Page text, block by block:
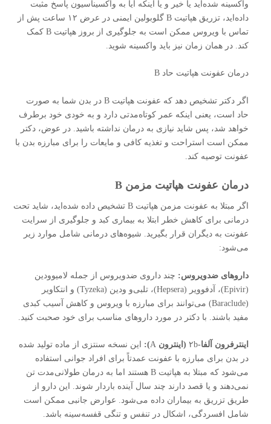
واکسینه شده‌اید یا خیر و یا اینکه آیا به واکسیناسیون پاسخ مثبت
داده‌اید، تزریق هپاتیت B گلوبولین ایمنی در عرض ۱۲ ساعت پش از
تماس با ویروس ممکن است به جلوگیری از بروز هپاتیت B کمک
کند. در همان زمان نیز باید واکسینه شوید.
درمان عفونت هپاتیت حاد B
اگر دکتر تشخیص دهد که عفونت هپاتیت B در بدن شما به صورت
حاد است، یعنی اینکه عمر کوتاه‌مدتی دارد و به خودی خود برطرف
خواهد شد، پس شاید نیازی به درمان نداشته باشید. در عوض، دکتر
ممکن است استراحت و تغذیه کافی و مایعات را برای مبارزه بدن با
عفونت توصیه کند.
درمان عفونت هپاتیت مزمن B
اگر مبتلا به عفونت مزمن هپاتیت B تشخیص داده شده‌اید، شاید تحت
درمانی برای کاهش خطر ابتلا به بیماری کبد و جلوگیری از سرایت
عفونت به دیگران قرار بگیرید. شیوه‌های درمانی شامل موارد زیر
می‌شود:
داروهای ضدویروس: چند داروی ضدویروس از جمله لامیوودین
(Epivir)، آدفوویر (Hepsera)، تلبی‌و ‌ودین (Tyzeka) و انتکاویر
(Baraclude) می‌توانند برای مبارزه با ویروس و کاهش آسیب کبدی
مفید باشند. با دکتر در مورد داروهای مناسب برای خود صحبت کنید.
اینترفرون آلفا-۲b(اینترون A
): این نسخه سنتزی از ماده تولید شده
در بدن برای مبارزه با عفونت عمدتاً برای افراد جوانی استفاده
می‌شود که مبتلا به هپاتیت B هستند اما به درمان طولانی‌مدت تن
نمی‌دهند و یا قصد دارند چند سال آینده باردار شوند. این دارو از
طریق تزریق به بیماران داده می‌شود. عوارض جانبی ممکن است
شامل افسردگی، اشکال در تنفس و تنگی قفسه‌سینه باشد.